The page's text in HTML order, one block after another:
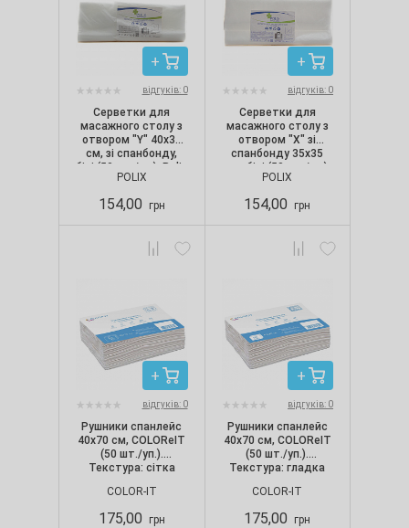
відгуків: 0
Серветки для
масажного столу з
отвором "Y" 40х35
см, зі спанбонду,
білі (50 шт./уп.), Polix
PRO&MED
POLIX
154,00 грн
відгуків: 0
Серветки для
масажного столу з
отвором "Х" зі
спанбонду 35х35
см, білі (50 шт./уп.)
POLIX
154,00 грн
відгуків: 0
Рушники спанлейс
40х70 см, COLOReIT
(50 шт./уп.).
Текстура: сітка
COLOR-IT
175,00 грн
відгуків: 0
Рушники спанлейс
40х70 см, COLOReIT
(50 шт./уп.).
Текстура: гладка
COLOR-IT
175,00 грн